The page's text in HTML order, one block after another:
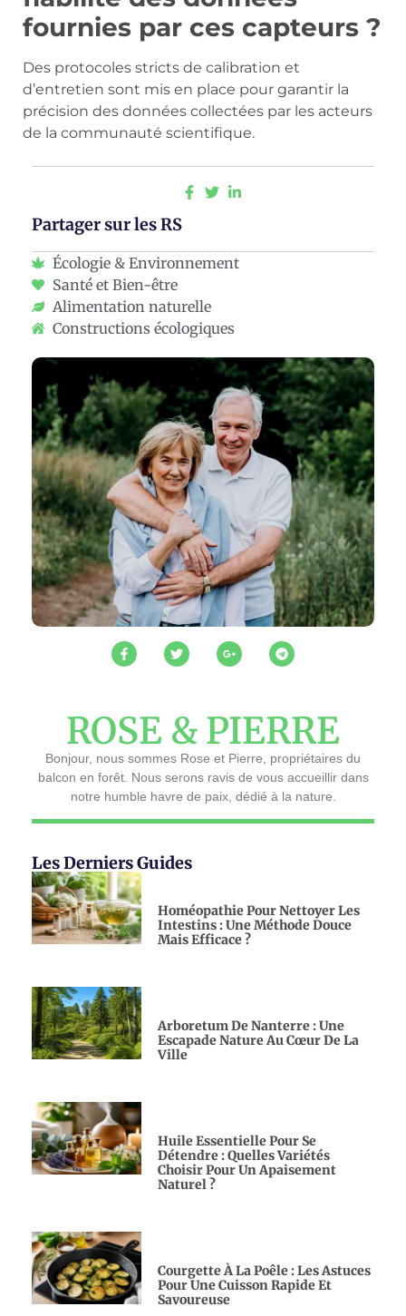
fournies par ces capteurs ?
Des protocoles stricts de calibration et
d’entretien sont mis en place pour garantir la
précision des données collectées par les acteurs
de la communauté scientifique.
Partager sur les RS
Écologie & Environnement
Santé et Bien-être
Alimentation naturelle
Constructions écologiques
ROSE & PIERRE
Bonjour, nous sommes Rose et Pierre, propriétaires du
balcon en forêt. Nous serons ravis de vous accueillir dans
notre humble havre de paix, dédié à la nature.
Les Derniers Guides
Homéopathie Pour Nettoyer Les
Intestins : Une Méthode Douce
Mais Efficace ?
Arboretum De Nanterre : Une
Escapade Nature Au Cœur De La
Ville
Huile Essentielle Pour Se
Détendre : Quelles Variétés
Choisir Pour Un Apaisement
Naturel ?
Courgette À La Poêle : Les Astuces
Pour Une Cuisson Rapide Et
Savoureuse